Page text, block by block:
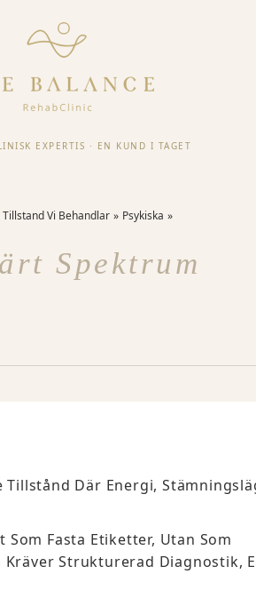
EXPERTIS · EN KUND I TAGET
Tillstand Vi Behandlar Psykiska
Spektrum
Där Energi,
Fasta Etiketter, Utan Som
Strukturerad Diagnostik,